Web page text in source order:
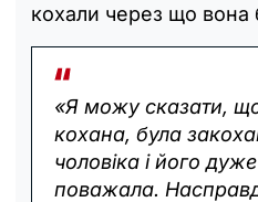
кохали через що вона
«Я можу сказати,
кохана, була
чоловіка і його
поважала.